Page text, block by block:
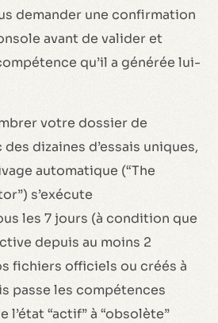
demander une confirmation
avant de valider et
qu’il a générée lui-
votre dossier de
dizaines d’essais uniques,
automatique (“The
s’exécute
les 7 jours (à condition que
depuis au moins 2
fichiers officiels ou créés à
passe les compétences
l’état “actif” à “obsolète”